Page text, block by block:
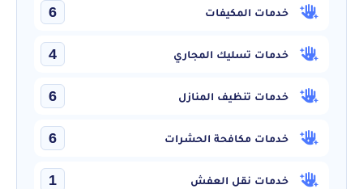
خدمات المكيفات 6
خدمات تسليك المجاري 4
خدمات تنظيف المنازل 6
خدمات مكافحة الحشرات 6
خدمات نقل العفش 1